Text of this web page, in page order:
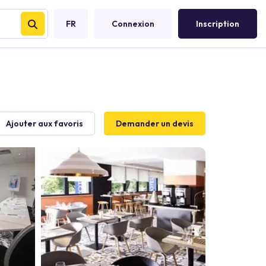
FR Connexion Inscription
Ajouter aux favoris Demander un devis